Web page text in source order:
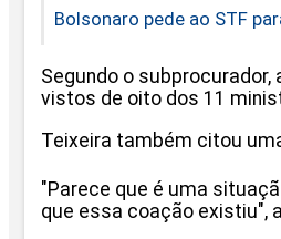
Bolsonaro pede ao STF
Segundo o
vistos de oito dos 11
Teixeira também citou
"Parece que é uma
que essa coação existiu",